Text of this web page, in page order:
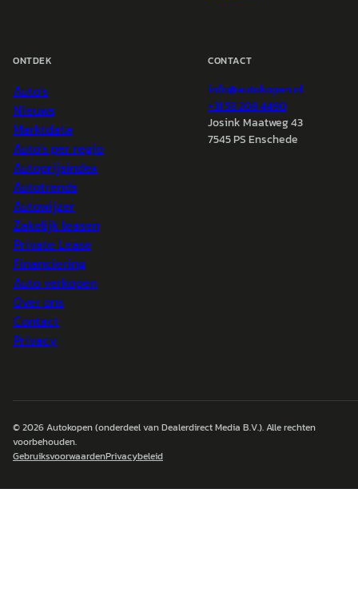
ONTDEK
Auto's
Nieuws
Marktdata
Auto's per regio
Autoprijsindex
Autotrends
Autowijzer
Zakelijk leasen
Private Lease
Financiering
Auto verkopen
Over ons
Contact
Privacy
CONTACT
info@autokopen.nl
+31 53 208 4490
Josink Maatweg 43
7545 PS Enschede
© 2026Autokopen(onderdeel van Dealerdirect Media B.V.). Alle rechten
voorbehouden.
GebruiksvoorwaardenPrivacybeleid